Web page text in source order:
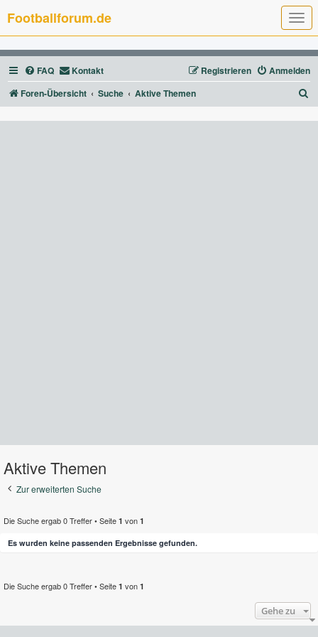
T
o
g
g
l
e
n
a
g
Footballforum.de
FAQ Kontakt Anmelden
Registrieren
Foren-Übersicht
Suche Aktive Themen
u
Aktive Themen
Zur erweiterten Suche
Die Suche ergab 0 Treffer • Seite 1 von 1
Es wurden keine passenden Ergebnisse gefunden.
Die Suche ergab 0 Treffer • Seite 1 von 1
Gehe zu